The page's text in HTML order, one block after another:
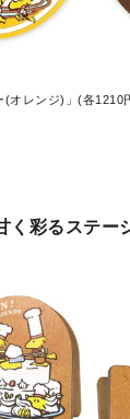
(オレンジ)」(各1210
く彩るステー